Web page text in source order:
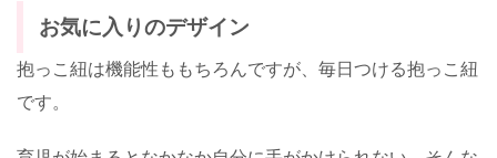
お気に入りのデザイン
抱っこ紐は機能性ももちろんですが、毎日つける抱っこ紐
です。